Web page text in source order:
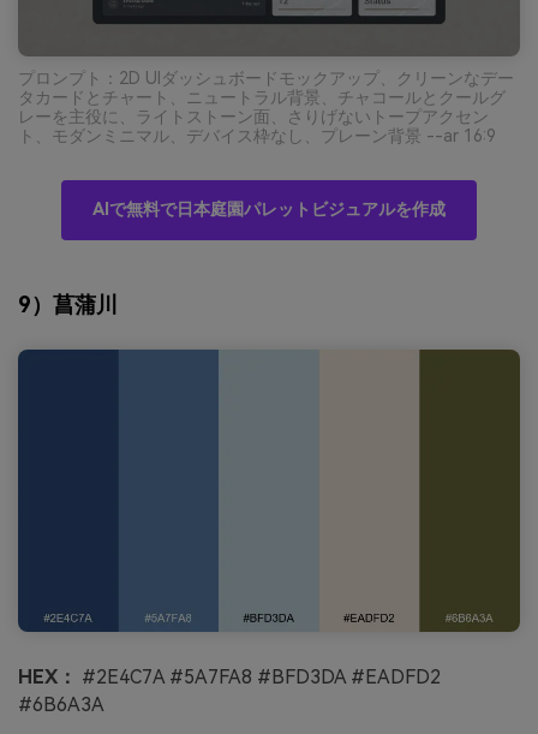
プロンプト：2D UIダッシュボードモックアップ、クリーンなデー
タカードとチャート、ニュートラル背景、チャコールとクールグ
レーを主役に、ライトストーン面、さりげないトープアクセン
ト、モダンミニマル、デバイス枠なし、プレーン背景 --ar 16:9
AIで無料で日本庭園パレットビジュアルを作成
9）菖蒲川
HEX： #2E4C7A #5A7FA8 #BFD3DA #EADFD2
#6B6A3A